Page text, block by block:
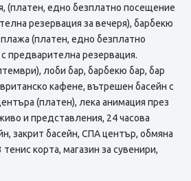
(платен, едно безплатно посещение
резервация за вечеря), барбекю
(платен, едно безплатно
предварителна резервация.
лоби бар, барбекю бар, бар
кафене, вътрешен басейн с
(платен), лека анимация през
и представления, 24 часова
закрит басейн, СПА център, обмяна
корта, магазин за сувенири,